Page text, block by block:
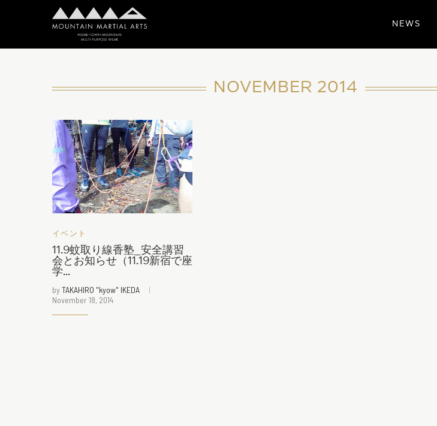
NEWS
NOVEMBER 2014
イベント
11.9蚊取り線香塾_安全講習
会とお知らせ（11.19新宿で座
学...
byTAKAHIRO "kyow" IKEDA
November 18, 2014